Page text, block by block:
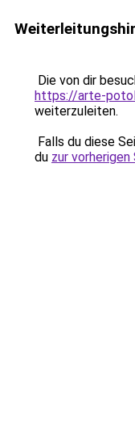
Die von dir
https://arte-
weiterzuleiten.
Falls du diese
du zur